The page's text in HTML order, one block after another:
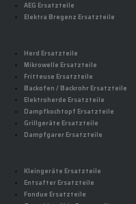
AEG Ersatzteile
Elektra Bregenz Ersatzteile
Herd Ersatzteile
Mikrowelle Ersatzteile
Fritteuse Ersatzteile
Backofen / Backrohr Ersatzteile
Elektroherde Ersatzteile
Dampfkochtopf Ersatzteile
Grillgeräte Ersatzteile
Dampfgarer Ersatzteile
Kleingeräte Ersatzteile
Entsafter Ersatzteile
Fondue Ersatzteile